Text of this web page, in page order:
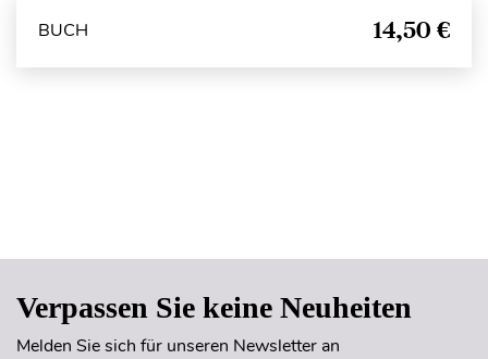
BUCH 14,50 €
Verpassen Sie keine Neuheiten
Melden Sie sich für unseren Newsletter an